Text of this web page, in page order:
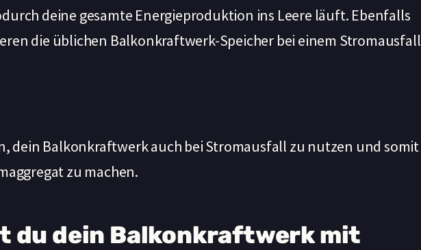
deine gesamte Energieproduktion ins Leere läuft. Ebenfalls
die üblichen Balkonkraftwerk-Speicher bei einem Stromausfall
dein Balkonkraftwerk auch bei Stromausfall zu nutzen und somit
zu machen.
du dein Balkonkraftwerk mit